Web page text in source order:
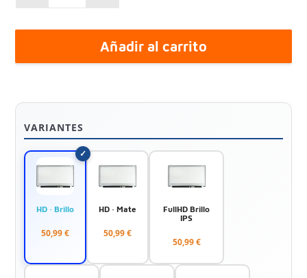
Añadir al carrito
VARIANTES
HD · Brillo
50,99 €
HD · Mate
50,99 €
FullHD Brillo
IPS
50,99 €